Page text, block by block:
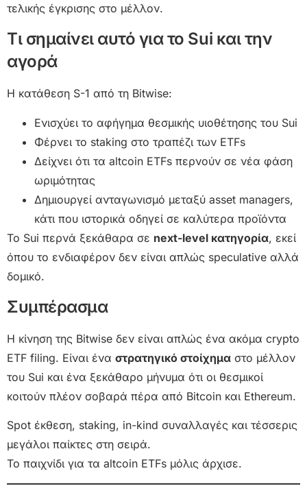
τελικής έγκρισης στο μέλλον.
Τι σημαίνει αυτό για το Sui και την
αγορά
Η κατάθεση S-1 από τη Bitwise:
Ενισχύει το αφήγημα θεσμικής υιοθέτησης του Sui
Φέρνει το staking στο τραπέζι των ETFs
Δείχνει ότι τα altcoin ETFs περνούν σε νέα φάση
ωριμότητας
Δημιουργεί ανταγωνισμό μεταξύ asset managers,
κάτι που ιστορικά οδηγεί σε καλύτερα προϊόντα
Το Sui περνά ξεκάθαρα σε next-level κατηγορία, εκεί
όπου το ενδιαφέρον δεν είναι απλώς speculative αλλά
δομικό.
Συμπέρασμα
Η κίνηση της Bitwise δεν είναι απλώς ένα ακόμα crypto
ETF filing. Είναι ένα στρατηγικό στοίχημα στο μέλλον
του Sui και ένα ξεκάθαρο μήνυμα ότι οι θεσμικοί
κοιτούν πλέον σοβαρά πέρα από Bitcoin και Ethereum.
Spot έκθεση, staking, in-kind συναλλαγές και τέσσερις
μεγάλοι παίκτες στη σειρά.
Το παιχνίδι για τα altcoin ETFs μόλις άρχισε.